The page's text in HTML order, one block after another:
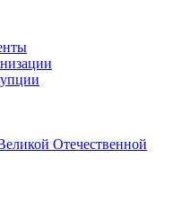
Отечественной